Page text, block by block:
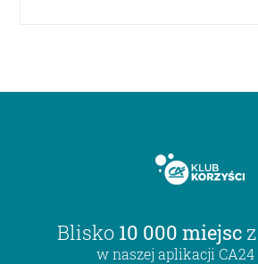
Blisko 10 000 miejsc
w naszej aplikacji